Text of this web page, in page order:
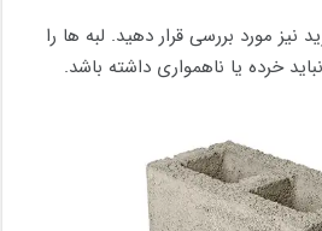
نیز مورد بررسی قرار دهید. لبه ها را
خرده یا ناهمواری داشته باشد.